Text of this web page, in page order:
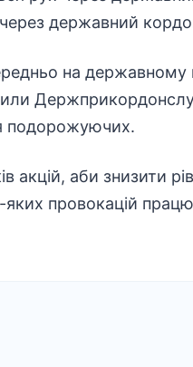
державний
на державному
подорожуючих.
акцій, аби знизити
провокацій